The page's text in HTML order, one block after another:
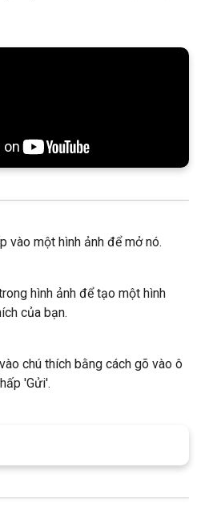
vào một hình ảnh để mở nó.
hình ảnh để tạo một hình
của bạn.
chú thích bằng cách gõ vào ô
'Gửi'.